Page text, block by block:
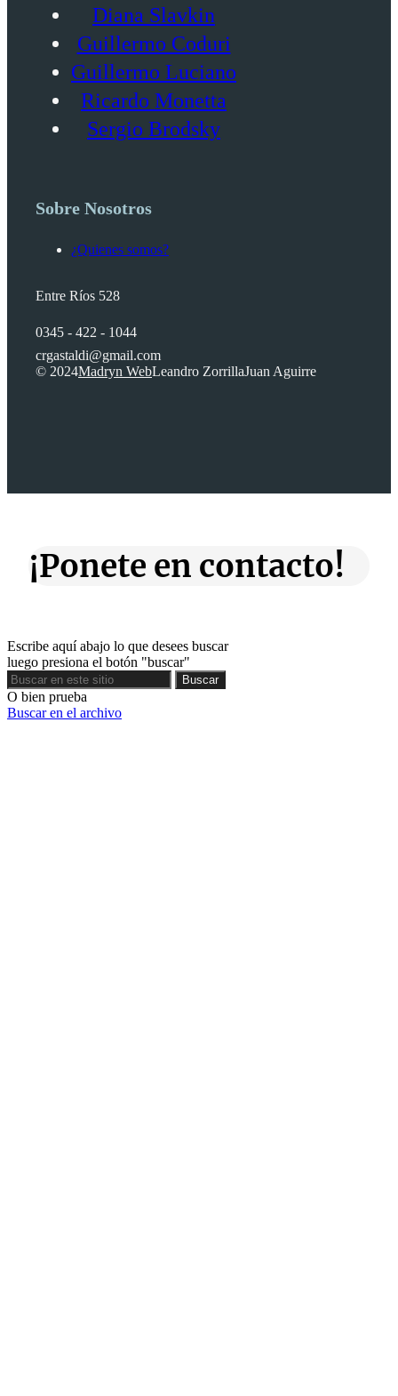
Diana Slavkin
Guillermo Coduri
Guillermo Luciano
Ricardo Monetta
Sergio Brodsky
Sobre Nosotros
¿Quienes somos?
Entre Ríos 528
0345 - 422 - 1044
crgastaldi@gmail.com
© 2024Madryn WebLeandro ZorrillaJuan Aguirre
¡Ponete en contacto!
Escribe aquí abajo lo que desees buscar
luego presiona el botón "buscar"
Buscar
Buscar
O bien prueba
Buscar en el archivo